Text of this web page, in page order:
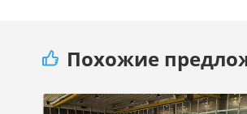
Похожие